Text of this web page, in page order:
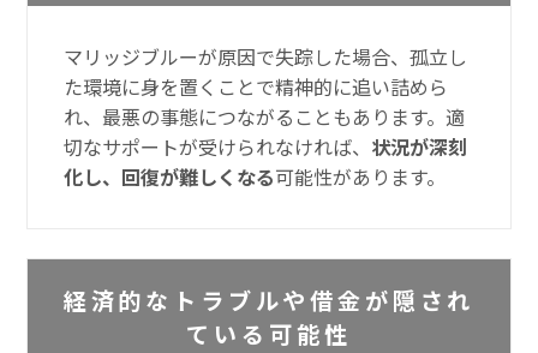
マリッジブルーが原因で失踪した場合、孤立し
た環境に身を置くことで精神的に追い詰めら
れ、最悪の事態につながることもあります。適
切なサポートが受けられなければ、 状況が深刻
化し、回復が難しくなる可能性があります。
経済的なトラブルや借金が隠され
ている可能性